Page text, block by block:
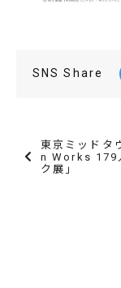
SNS Share
東京ミッドタ
n Works 179
ク展」